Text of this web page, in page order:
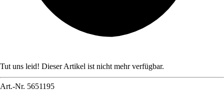
Tut uns leid! Dieser Artikel ist nicht mehr verfügbar.
Art.-Nr. 5651195